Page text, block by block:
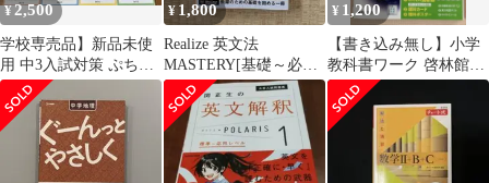
¥2,500
学校専売品】新品未使
用 中3入試対策 ぷちス
タ&要点ガイド 5教科10
冊セット
¥ 1,800
Realize 英文法
MASTERY[基礎～必修
レベル]
¥ 1,200
【書き込み無し】小学
教科書ワーク 啓林館版
理科4年 テスト対策